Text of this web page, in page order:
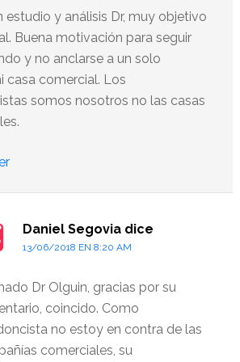
estudio y análisis Dr, muy objetivo
Buena motivación para seguir
y no anclarse a un solo
casa comercial. Los
somos nosotros no las casas
Daniel Segovia dice
13/06/2018 EN 8:20 AM
Dr Olguin, gracias por su
coincido. Como
no estoy en contra de las
comerciales, su